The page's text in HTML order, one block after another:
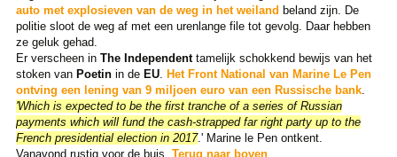
auto met explosieven van de weg in het weiland beland zijn. De
politie sloot de weg af met een urenlange file tot gevolg. Daar hebben
ze geluk gehad.
Er verscheen in The Independenttamelijk schokkend bewijs van het
stoken vanPoetinin deEU. Het Front National van Marine Le Pen
ontving een lening van 9 miljoen euro van een Russische bank.
'Which is expected to be the first tranche of a series of Russian
payments which will fund the cash-strapped far right party up to the
French presidential election in 2017.' Marine le Pen ontkent.
Vanavond rustig voor de buis. Terug naar boven